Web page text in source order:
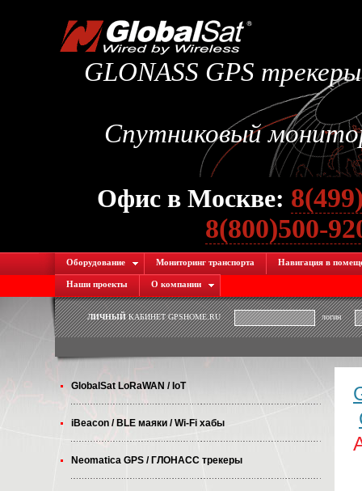
GLONASS GPS
Спутниковый
Офис в Москве:
8(800)500-
Оборудование Мониторинг транспорта Навигация в
Наши проекты О компании
ЛИЧНЫЙКАБИНЕТ GPSHOME.RU логин
GlobalSat LoRaWAN / IoT
iBeacon / BLE маяки / Wi-Fi хабы
Neomatica GPS / ГЛОНАСС трекеры